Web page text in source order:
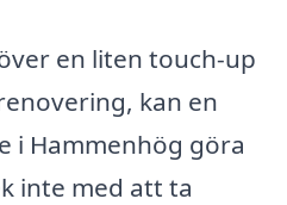
en liten touch-up
kan en
i Hammenhög göra
inte med att ta